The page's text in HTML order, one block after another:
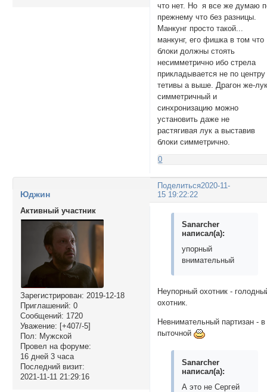
что нет. Но я все же думаю
прежнему что без разницы.
Манкунг просто такой...
манкунг, его фишка в том что
блоки должны стоять
несимметрично ибо стрела
прикладывается не по центру
тетивы а выше. Драгон же-
симметричный и
синхронизацию можно
установить даже не
растягивая лук а выставив
блоки симметрично.
0
Поделиться2020-11-
15 19:22:22
Юджин
Активный участник
Зарегистрирован: 2019-12-18
Приглашений: 0
Сообщений: 1720
Уважение: [+407/-5]
Пол: Мужской
Провел на форуме:
16 дней 3 часа
Последний визит:
2021-11-11 21:29:16
Sanarcher
написал(а):
упорный
внимательный
Неупорный охотник -
охотник.
Невнимательный партизан - в
пыточной
Sanarcher
написал(а):
А это не Сергей